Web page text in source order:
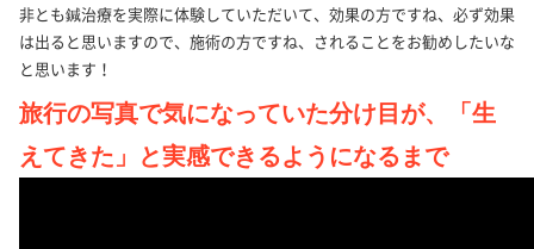
非とも鍼治療を実際に体験していただいて、効果の方ですね、必ず効果
は出ると思いますので、施術の方ですね、されることをお勧めしたいな
と思います！
旅行の写真で気になっていた分け目が、「生
えてきた」と実感できるようになるまで